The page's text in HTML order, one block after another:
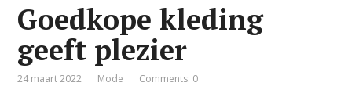
Goedkope kleding
geeft plezier
24 maart 2022 Mode Comments: 0